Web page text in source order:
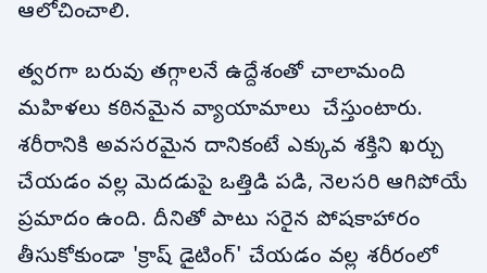
ఆలోచించాలి.
త్వరగా బరువు తగ్గాలనే ఉద్దేశంతో చాలామంది
మహిళలు కఠినమైన వ్యాయామాలు చేస్తుంటారు.
శరీరానికి అవసరమైన దానికంటే ఎక్కువ శక్తిని ఖర్చు
చేయడం వల్ల మెదడుపై ఒత్తిడి పడి, నెలసరి ఆగిపోయే
ప్రమాదం ఉంది. దీనితో పాటు సరైన పోషకాహారం
తీసుకోకుండా 'క్రాష్ డైటింగ్' చేయడం వల్ల శరీరంలో